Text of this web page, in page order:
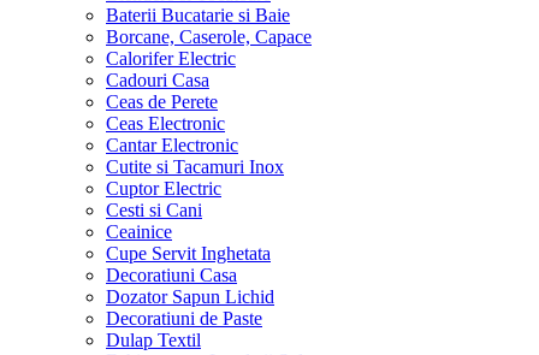
Baterii Bucatarie si Baie
Borcane, Caserole, Capace
Calorifer Electric
Cadouri Casa
Ceas de Perete
Ceas Electronic
Cantar Electronic
Cutite si Tacamuri Inox
Cuptor Electric
Cesti si Cani
Ceainice
Cupe Servit Inghetata
Decoratiuni Casa
Dozator Sapun Lichid
Decoratiuni de Paste
Dulap Textil